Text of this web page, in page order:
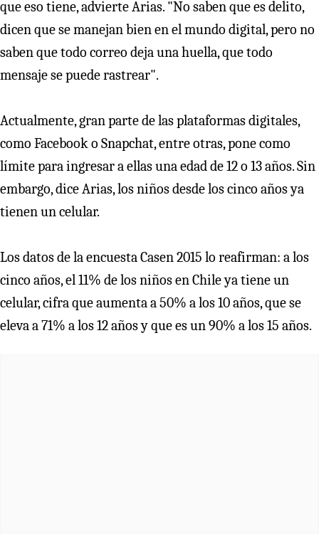
que eso tiene, advierte Arias. "No saben que es delito,
dicen que se manejan bien en el mundo digital, pero no
saben que todo correo deja una huella, que todo
mensaje se puede rastrear".
Actualmente, gran parte de las plataformas digitales,
como Facebook o Snapchat, entre otras, pone como
límite para ingresar a ellas una edad de 12 o 13 años. Sin
embargo, dice Arias, los niños desde los cinco años ya
tienen un celular.
Los datos de la encuesta Casen 2015 lo reafirman: a los
cinco años, el 11% de los niños en Chile ya tiene un
celular, cifra que aumenta a 50% a los 10 años, que se
eleva a 71% a los 12 años y que es un 90% a los 15 años.